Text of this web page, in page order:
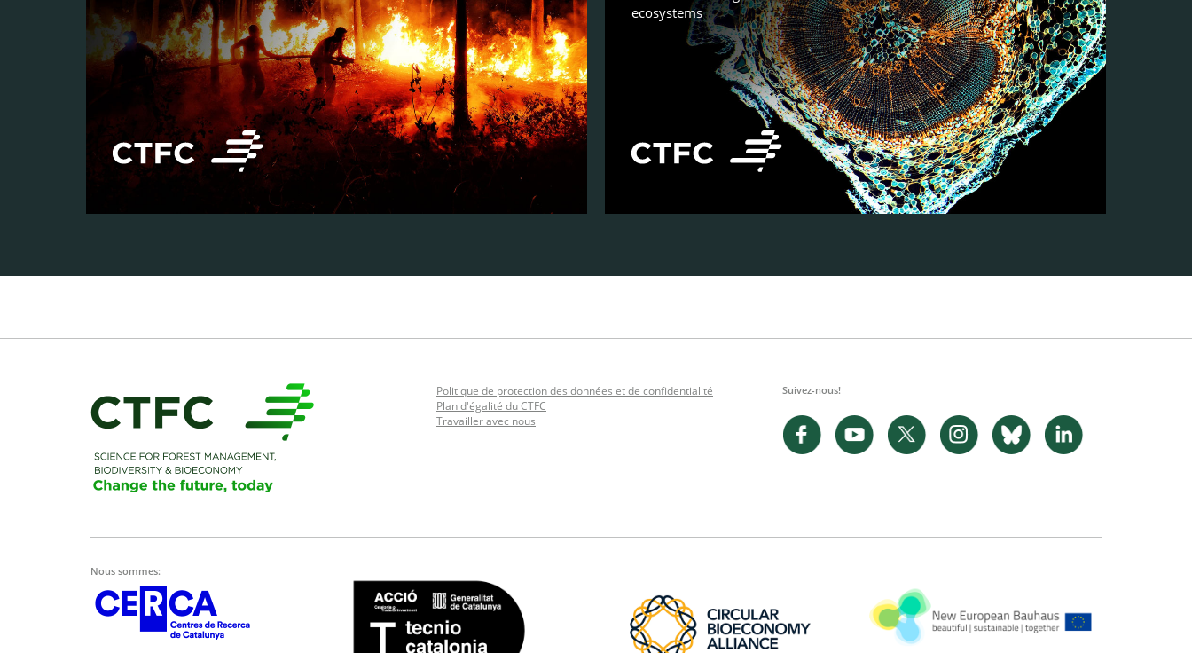
ecosystems
Politique de protection des données et de confidentialité
Plan d'égalité du CTFC
Travailler avec nous
Suivez-nous!
Nous sommes: